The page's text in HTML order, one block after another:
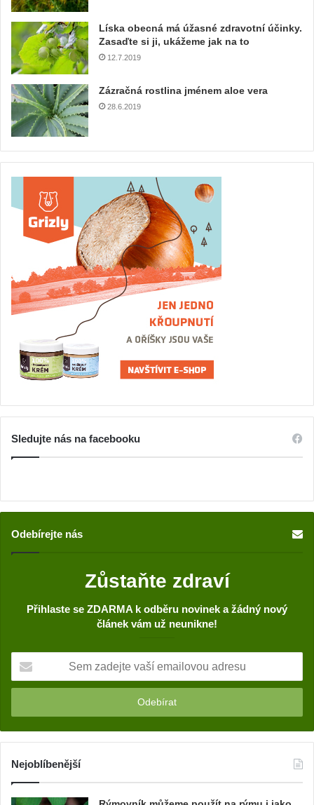
Líska obecná má úžasné zdravotní účinky.
Zasaďte si ji, ukážeme jak na to
12.7.2019
Zázračná rostlina jménem aloe vera
28.6.2019
Sledujte nás na facebooku
Odebírejte nás
Zůstaňte zdraví
Přihlaste se ZDARMA k odběru novinek a žádný nový
článek vám už neunikne!
m
a
d
jNejoblíbenější